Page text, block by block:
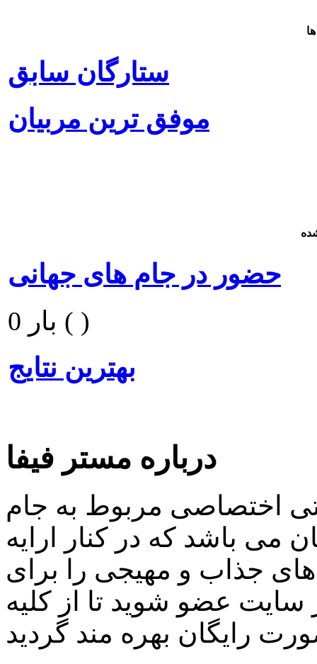
ستارگان سابق
موفق ترین مربیان
حضور در جام های جهانی
0 بار ( )
بهترین نتایج
درباره مستر فیفا
اختصاصی مربوط به جام
می باشد که در کنار ارایه
جذاب و مهیجی را برای
عضو شوید تا از کلیه